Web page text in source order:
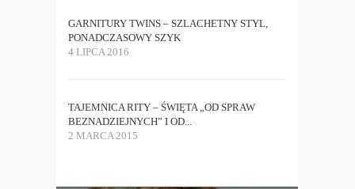
GARNITURY TWINS – SZLACHETNY STYL,
PONADCZASOWY SZYK
4 LIPCA 2016
TAJEMNICA RITY – ŚWIĘTA „OD SPRAW
BEZNADZIEJNYCH” I OD...
2 MARCA 2015